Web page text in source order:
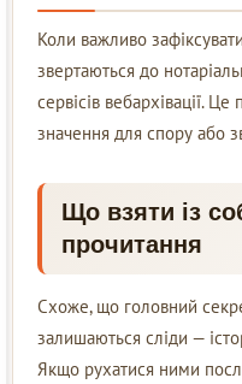
Коли важливо
звертаються до
сервісів вебархівації.
значення для спору або
Що взяти із
прочитання
Схоже, що головний
залишаються сліди —
Якщо рухатися ними